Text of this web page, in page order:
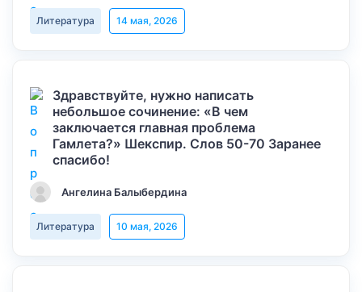
Литература 14 мая, 2026
Здравствуйте, нужно написать
небольшое сочинение: «В чем
заключается главная проблема
Гамлета?» Шекспир. Слов 50-70 Заранее
спасибо!
Ангелина Балыбердина
Литература 10 мая, 2026